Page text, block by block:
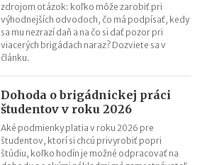
zdrojom otázok: koľko môže zarobiť pri
výhodnejších odvodoch, čo má podpísať, kedy
sa mu nezrazí daň a na čo si dať pozor pri
viacerých brigádach naraz? Dozviete sa v
článku.
Dohoda o brigádnickej práci
študentov v roku 2026
Aké podmienky platia v roku 2026 pre
študentov, ktorí si chcú privyrobiť popri
štúdiu, koľko hodín je možné odpracovať na